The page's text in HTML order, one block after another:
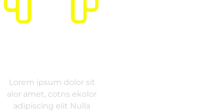
Lorem ipsum dolor sit
alor amet, cotns ekolor
adipiscing elit Nulla